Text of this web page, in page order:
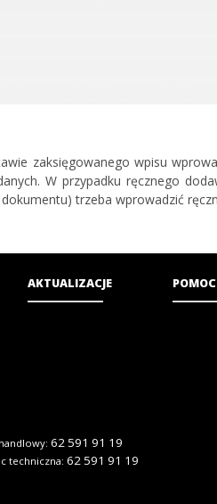
zaksięgowanego wpisu
W przypadku ręcznego
trzeba wprowadzić
AKTUALIZACJE POMOC
62 591 91 19
techniczna:62 591 91 19